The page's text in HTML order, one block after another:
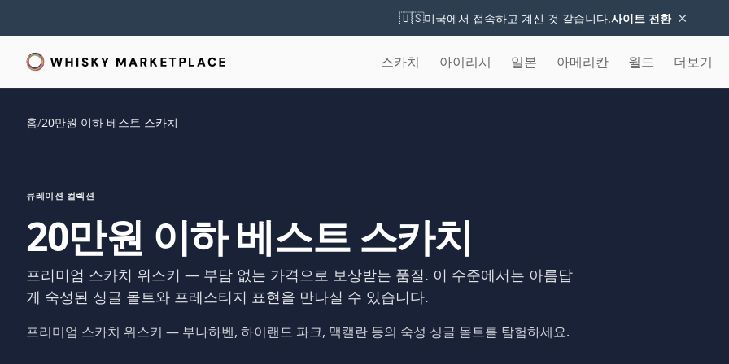
🇺🇸미국에서 접속하고 계신 것 같습니다.사이트 전환 ×
스카치 아이리시 일본 아메리칸 월드 더보기
홈/20만원 이하 베스트 스카치
큐레이션 컬렉션
20만원 이하 베스트 스카치
프리미엄 스카치 위스키 — 부담 없는 가격으로 보상받는 품질. 이 수준에서는 아름답
게 숙성된 싱글 몰트와 프레스티지 표현을 만나실 수 있습니다.
프리미엄 스카치 위스키 — 부나하벤, 하이랜드 파크, 맥캘란 등의 숙성 싱글 몰트를 탐험하세요.